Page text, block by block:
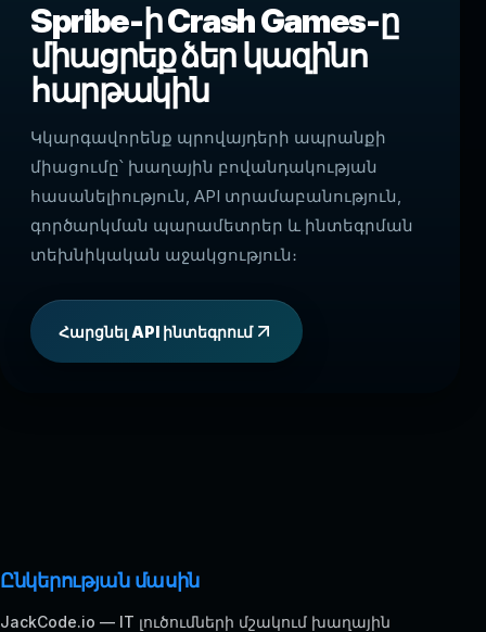
Spribe-ի Crash Games-ը
միացրեք ձեր կազինո
հարթակին
Կկարգավորենք պրովայդերի ապրանքի
միացումը՝ խաղային բովանդակության
հասանելիություն, API տրամաբանություն,
գործարկման պարամետրեր և ինտեգրման
տեխնիկական աջակցություն։
Հարցնել API ինտեգրում
Ընկերության մասին
JackCode.io — IT լուծումների մշակում խաղային